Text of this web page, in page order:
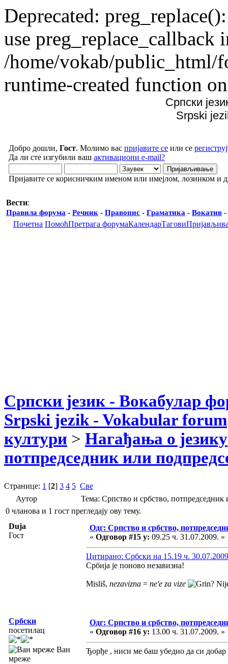
Deprecated:
use preg_replace_callback
/home/vokab/public_html/
runtime-created function
Српски
Srpski
Добро дошли, Гост. Молимо вас пријавите се или се
Да ли сте изгубили ваш активациони e-mail?
Пријавите се корисничким именом или имејлом, лозинком и
Вести:
Правила форума - Речник - Правопис - Граматика - Вокатив -
Почетна ПомоћПретрага форумаКалендарТагови
Српски језик - Вокабулар
Srpski jezik - Vokabular forum
култури > Нагађања о језику
потпредседник или
Странице: 1 [2] 3 4 5 Све
Аутор
Тема: Српство и србство,
0 чланова и 1 гост прегледају ову тему.
Duja
Гост
Одг: Српство и србство,
« Одговор #15 у: 09.25 ч. 31.07.2009. »
Цитирано: Србски на 15.19 ч.
Србија је поново незавизна!
Misliš, nezavizna = ne'e za vize ?
Србски
посетилац
Ван
мреже
Одг: Српство и србство,
« Одговор #16 у: 13.00 ч. 31.07.2009. »
Ђорђе , ниси ме баш убедио да си добар